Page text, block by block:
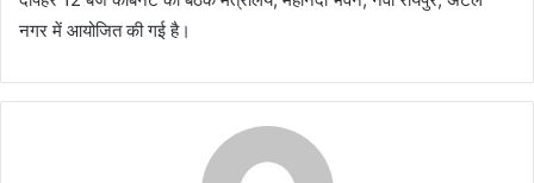
नगर में आयोजित की गई है।